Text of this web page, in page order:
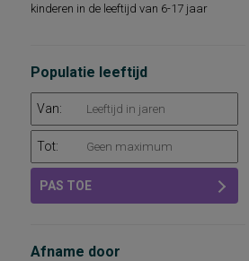
FAQ
kinderen in de leeftijd van 6-17 jaar
Populatie leeftijd
Van:
Tot:
PAS TOE
Afname door